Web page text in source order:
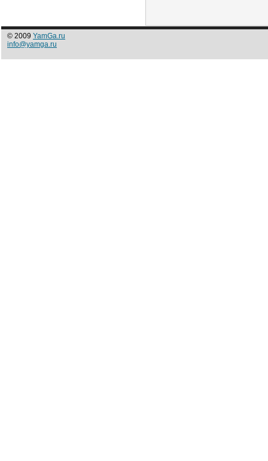
© 2009 YamGa.ru
info@yamga.ru